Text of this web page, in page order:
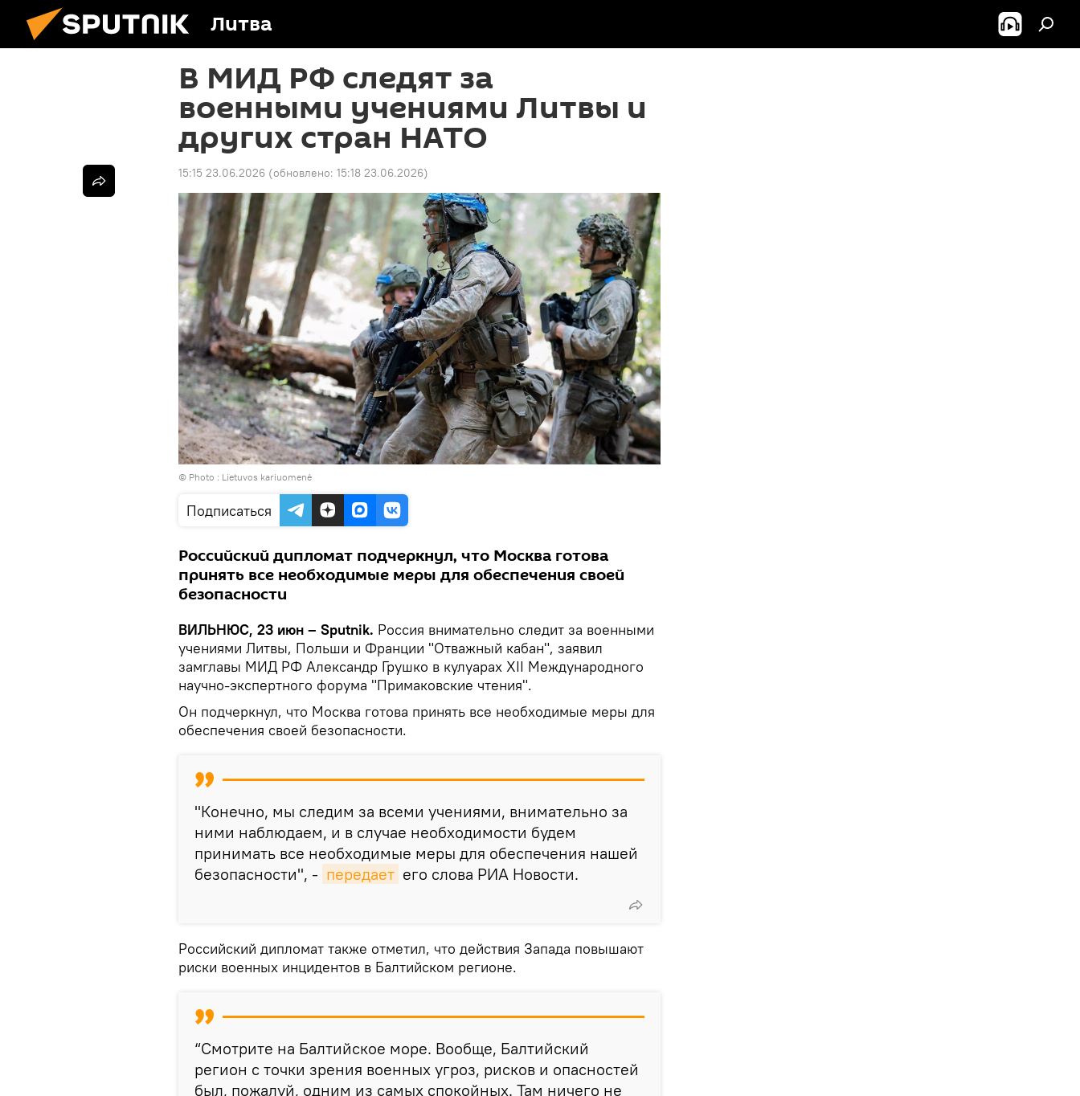
Литва
В МИД РФ следят за
военными учениями Литвы и
других стран НАТО
15:15 23.06.2026 (обновлено: 15:18 23.06.2026)
© Photo : Lietuvos kariuomenė
Подписаться
Российский дипломат подчеркнул, что Москва готова
принять все необходимые меры для обеспечения своей
безопасности
ВИЛЬНЮС, 23 июн – Sputnik. Россия внимательно следит за военными
учениями Литвы, Польши и Франции "Отважный кабан", заявил
замглавы МИД РФ Александр Грушко в кулуарах XII Международного
научно-экспертного форума "Примаковские чтения".
Он подчеркнул, что Москва готова принять все необходимые меры для
обеспечения своей безопасности.
"Конечно, мы следим за всеми учениями, внимательно за
ними наблюдаем, и в случае необходимости будем
принимать все необходимые меры для обеспечения нашей
безопасности", - передает его слова РИА Новости.
Российский дипломат также отметил, что действия Запада повышают
риски военных инцидентов в Балтийском регионе.
“Смотрите на Балтийское море. Вообще, Балтийский
регион с точки зрения военных угроз, рисков и опасностей
был, пожалуй, одним из самых спокойных. Там ничего не